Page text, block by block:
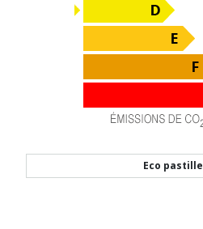
Eco pastille